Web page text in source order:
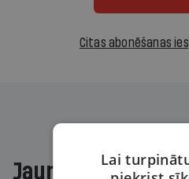
Citas abonēšanas
Jaunākajā žurnālā
Lai